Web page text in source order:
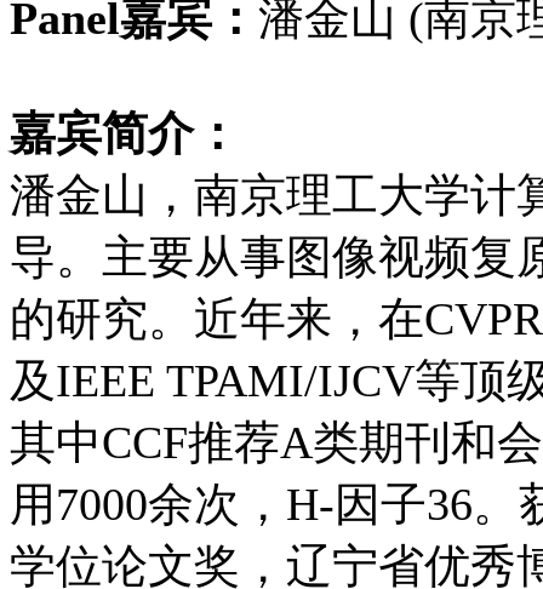
Panel嘉宾： 潘金山 (南京
嘉宾简介：
潘金山， 南京理工大学计
导。主要从事图像视频复
的研究。近年来，在
及IEEE TPAMI/IJCV等顶
其中CCF推荐A类期刊和
用7000余次，H-因子36
学位论文奖，辽宁省优秀